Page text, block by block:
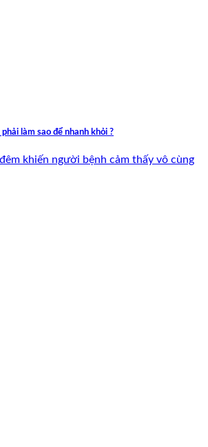
làm sao để nhanh khỏi ?
khiến người bệnh cảm thấy vô cùng